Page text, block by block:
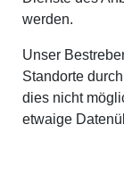
werden.
Unser
Standorte
dies nicht
etwaige